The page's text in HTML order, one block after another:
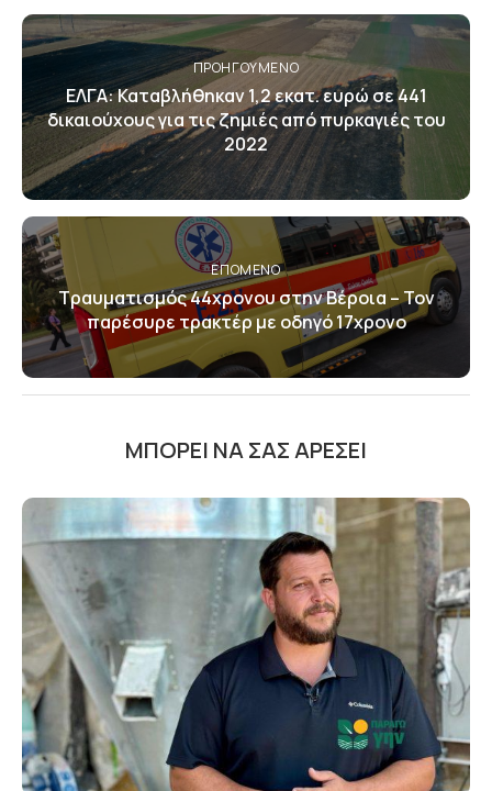
ΠΡΟΗΓΟΎΜΕΝΟ
ΕΛΓΑ: Καταβλήθηκαν 1,2 εκατ. ευρώ σε 441
δικαιούχους για τις ζημιές από πυρκαγιές του
2022
ΕΠΌΜΕΝΟ
Τραυματισμός 44χρονου στην Βέροια – Τον
παρέσυρε τρακτέρ με οδηγό 17χρονο
ΜΠΟΡΕΊ ΝΑ ΣΑΣ ΑΡΈΣΕΙ